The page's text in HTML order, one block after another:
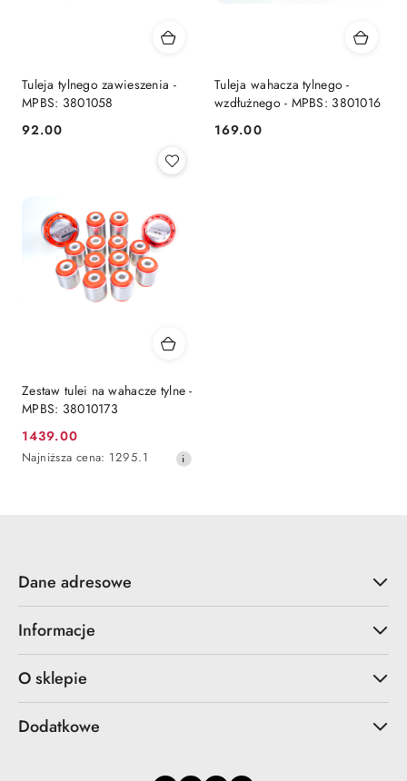
Tuleja tylnego zawieszenia -
MPBS: 3801058
Cena:
92.00
Tuleja wahacza tylnego -
wzdłużnego - MPBS: 3801016
Cena:
169.00
Zestaw tulei na wahacze tylne -
MPBS: 38010173
Cena
promocyjna:
1439.00
Najniższa
Najniższa cena: 1295.1
Dane adresowe
Informacje
O sklepie
Dodatkowe